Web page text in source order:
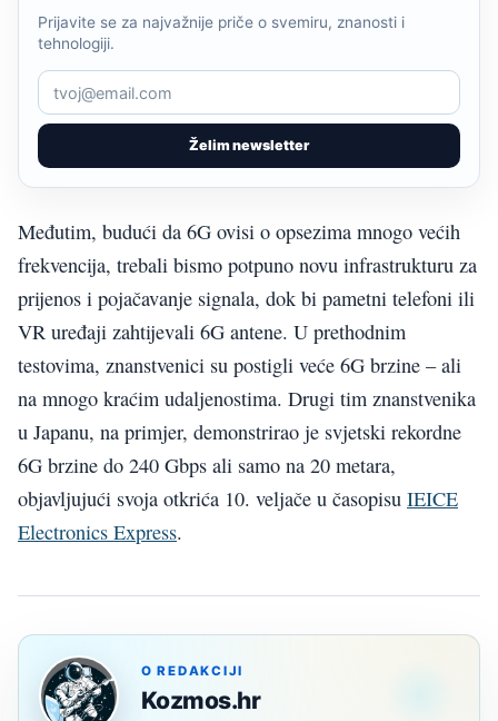
Želim newsletter
Prijavite se za najvažnije priče o svemiru, znanosti i
tehnologiji.
Međutim, budući da 6G ovisi o opsezima mnogo većih
frekvencija, trebali bismo potpuno novu infrastrukturu za
prijenos i pojačavanje signala, dok bi pametni telefoni ili
VR uređaji zahtijevali 6G antene. U prethodnim
testovima, znanstvenici su postigli veće 6G brzine – ali
na mnogo kraćim udaljenostima. Drugi tim znanstvenika
u Japanu, na primjer, demonstrirao je svjetski rekordne
6G brzine do 240 Gbps ali samo na 20 metara,
objavljujući svoja otkrića 10. veljače u časopisu IEICE
Electronics Express.
O REDAKCIJI
Kozmos.hr